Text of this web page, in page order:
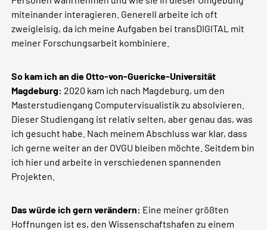
miteinander interagieren. Generell arbeite ich oft
zweigleisig, da ich meine Aufgaben bei transDIGITAL mit
meiner Forschungsarbeit kombiniere.
So kam ich an die Otto-von-Guericke-Universität
Magdeburg: 2020 kam ich nach Magdeburg, um den
Masterstudiengang Computervisualistik zu absolvieren.
Dieser Studiengang ist relativ selten, aber genau das, was
ich gesucht habe. Nach meinem Abschluss war klar, dass
ich gerne weiter an der OVGU bleiben möchte. Seitdem bin
ich hier und arbeite in verschiedenen spannenden
Projekten.
Das würde ich gern verändern: Eine meiner größten
Hoffnungen ist es, den Wissenschaftshafen zu einem